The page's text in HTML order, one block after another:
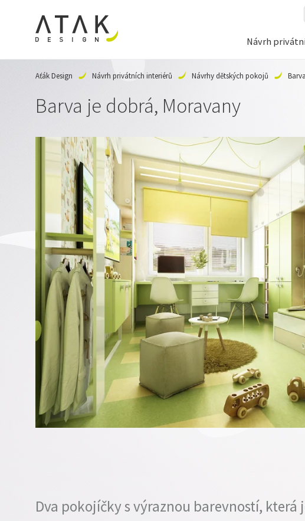
Návrh
Aťák Design Návrh privátních interiérů Návrhy dětských pokojů
Barva je dobrá, Moravany
Dva pokojíčky s výraznou barevností, která